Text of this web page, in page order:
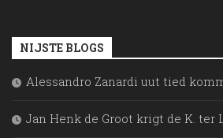
NIJSTE BLOGS
Alessandro Zanardi uut tied
Jan Henk de Groot krigt de K. ter